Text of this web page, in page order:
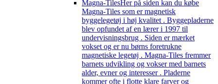
Magna-TilesHer på siden kan du købe
Magna-Tiles som er magnetisk
byggelegetøj i høj kvalitet . Byggepladerne
blev opfundet af en lærer i 1997 til
undervisningsbrug . Siden er mærket
vokset og er nu børns foretrukne
magnetiske legetøj . Magna-Tiles fremmer
barnets udvikling og vokser med barnets
alder, evner og interesser . Pladerne
kommer ofte i flotte klare farver og